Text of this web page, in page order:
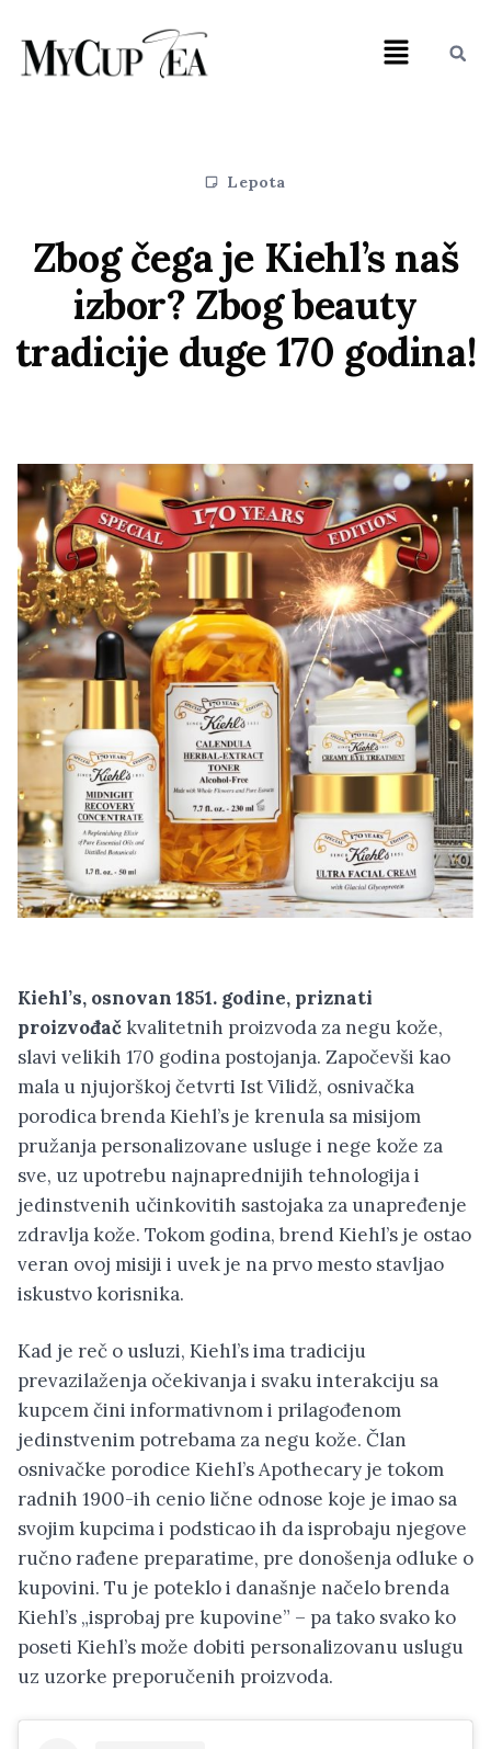
Lepota
Zbog čega je Kiehl’s naš
izbor? Zbog beauty
tradicije duge 170 godina!
Kiehl’s, osnovan 1851. godine, priznati
proizvođačkvalitetnih proizvoda za negu kože,
slavi velikih 170 godina postojanja. Započevši kao
mala u njujorškoj četvrti Ist Vilidž, osnivačka
porodica brenda Kiehl’s je krenula sa misijom
pružanja personalizovane usluge i nege kože za
sve, uz upotrebu najnaprednijih tehnologija i
jedinstvenih učinkovitih sastojaka za unapređenje
zdravlja kože. Tokom godina, brend Kiehl’s je ostao
veran ovoj misiji i uvek je na prvo mesto stavljao
iskustvo korisnika.
Kad je reč o usluzi, Kiehl’s ima tradiciju
prevazilaženja očekivanja i svaku interakciju sa
kupcem čini informativnom i prilagođenom
jedinstvenim potrebama za negu kože. Član
osnivačke porodice Kiehl’s Apothecary je tokom
radnih 1900-ih cenio lične odnose koje je imao sa
svojim kupcima i podsticao ih da isprobaju njegove
ručno rađene preparatime, pre donošenja odluke o
kupovini. Tu je poteklo i današnje načelo brenda
Kiehl’s „isprobaj pre kupovine” – pa tako svako ko
poseti Kiehl’s može dobiti personalizovanu uslugu
uz uzorke preporučenih proizvoda.